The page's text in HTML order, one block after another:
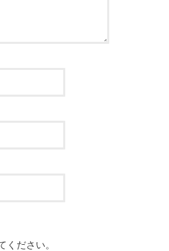
ください。